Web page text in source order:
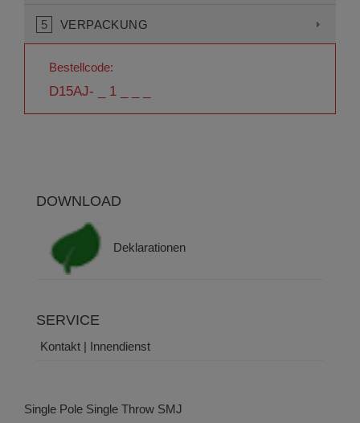
5 VERPACKUNG
Bestellcode:
D15AJ- _ 1 _ _ _
DOWNLOAD
Deklarationen
SERVICE
Kontakt | Innendienst
Single Pole Single Throw SMJ